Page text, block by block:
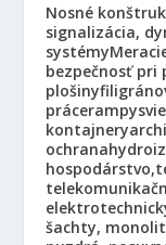
Nosné
signalizácia,
systémy
bezpečnosť pri
plošiny
prácerampy
kontajnery
ochrana
šachty,